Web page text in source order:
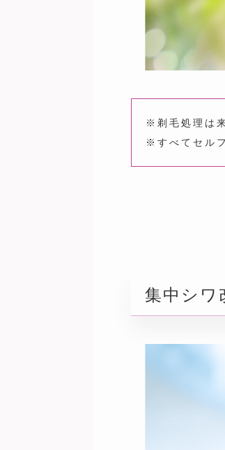
※剃毛処理は
※すべてセル
集中シワ